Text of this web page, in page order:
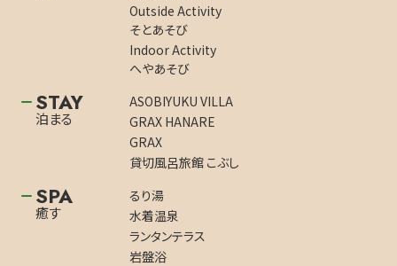
Outside Activity
そとあそび
Indoor Activity
へやあそび
STAY
泊まる
ASOBIYUKU VILLA
GRAX HANARE
GRAX
貸切風呂旅館 こぶし
SPA
癒す
るり湯
水着温泉
ランタンテラス
岩盤浴